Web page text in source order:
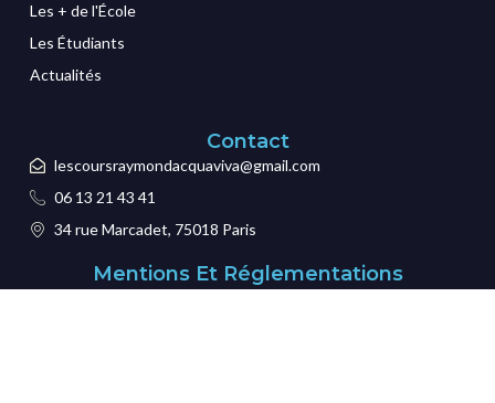
Les + de l'École
Les Étudiants
Actualités
Contact
lescoursraymondacquaviva@gmail.com
06 13 21 43 41
34 rue Marcadet, 75018 Paris
Mentions Et Réglementations